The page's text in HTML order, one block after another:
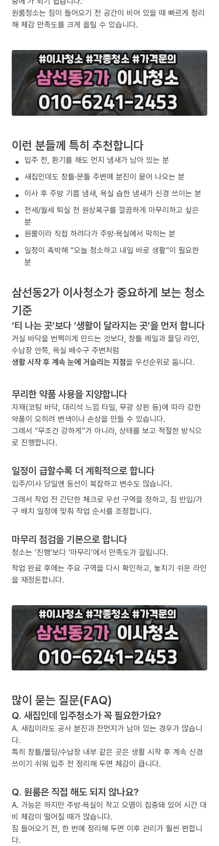
원룸청소는 짐이 들어오기 전 공간이 비어 있을 때 빠르게 정리
해 체감 만족도를 크게 올릴 수 있습니다.
이런 분들께 특히 추천합니다
입주 전, 환기를 해도 먼지 냄새가 남아 있는 분
새집인데도 창틀·문틀 주변에 분진이 묻어 나오는 분
이사 후 주방 기름 냄새, 욕실 습한 냄새가 신경 쓰이는 분
전세/월세 퇴실 전 원상복구를 깔끔하게 마무리하고 싶은
분
원룸이라 직접 하려다가 주방·욕실에서 막히는 분
일정이 촉박해 “오늘 청소하고 내일 바로 생활”이 필요한
분
삼선동2가 이사청소가 중요하게 보는 청소
기준
‘티 나는 곳’보다 ‘생활이 달라지는 곳’을 먼저 합니다
거실 바닥을 번쩍이게 만드는 것보다, 창틀 레일과 몰딩 라인,
수납장 안쪽, 욕실 배수구 주변처럼
생활 시작 후 계속 눈에 거슬리는 지점을 우선순위로 둡니다.
무리한 약품 사용을 지양합니다
자재(코팅 바닥, 대리석 느낌 타일, 무광 상판 등)에 따라 강한
약품이 오히려 변색이나 손상을 만들 수 있습니다.
그래서 “무조건 강하게”가 아니라, 상태를 보고 적절한 방식으
로 진행합니다.
일정이 급할수록 더 계획적으로 합니다
입주/이사 당일엔 동선이 복잡하고 변수도 많습니다.
그래서 작업 전 간단한 체크로 우선 구역을 정하고, 짐 반입/가
구 배치 일정에 맞춰 작업 순서를 조정합니다.
마무리 점검을 기본으로 합니다
청소는 ‘진행’보다 ‘마무리’에서 만족도가 갈립니다.
작업 완료 후에는 주요 구역을 다시 확인하고, 놓치기 쉬운 라인
을 재정돈합니다.
많이 묻는 질문(FAQ)
Q. 새집인데 입주청소가 꼭 필요한가요?
A. 새집이라도 공사 분진과 잔먼지가 남아 있는 경우가 많습니
다.
특히 창틀/몰딩/수납장 내부 같은 곳은 생활 시작 후 계속 신경
쓰이기 쉬워 입주 전 정리해 두면 체감이 큽니다.
Q. 원룸은 직접 해도 되지 않나요?
A. 가능은 하지만 주방·욕실이 작고 오염이 집중돼 있어 시간 대
비 체감이 떨어질 때가 많습니다.
짐 들어오기 전, 한 번에 정리해 두면 이후 관리가 훨씬 편합니
다.